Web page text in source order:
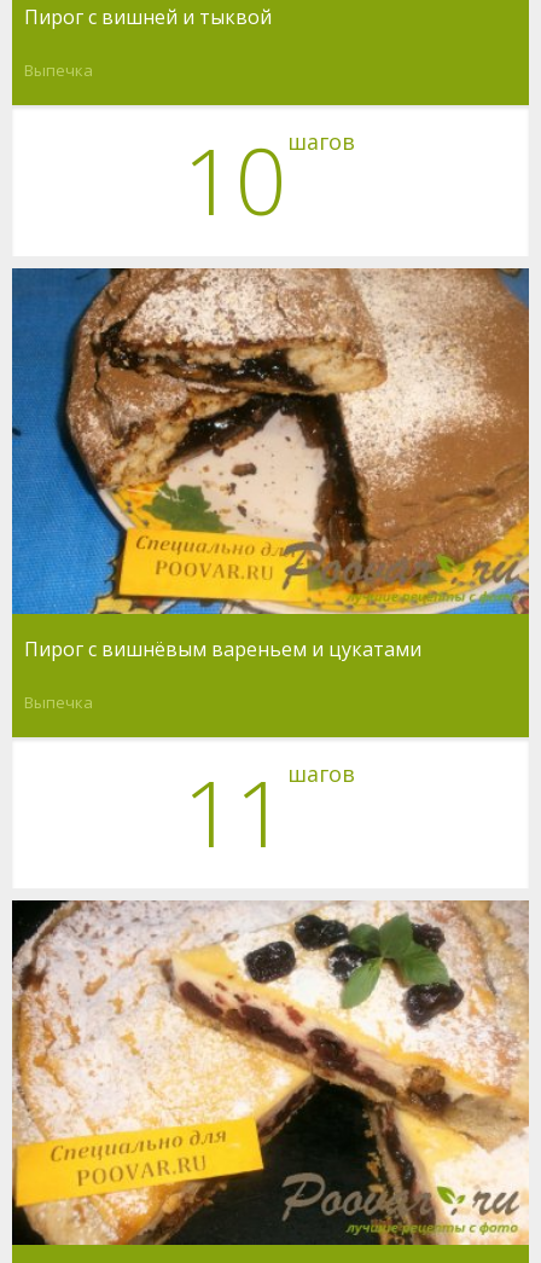
Пирог с вишней и тыквой
Выпечка
10 шагов
Пирог с вишнёвым вареньем и цукатами
Выпечка
11 шагов